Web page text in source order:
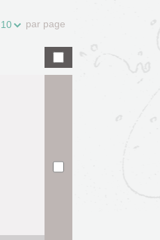
10 par page